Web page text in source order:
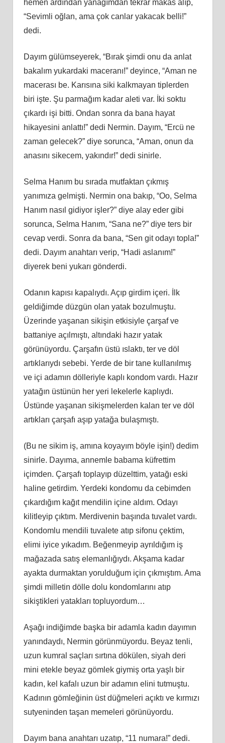
hemen ardından yanağımdan tekrar makas alıp,
“Sevimli oğlan, ama çok canlar yakacak belli!”
dedi.
Dayım gülümseyerek, “Bırak şimdi onu da anlat
bakalım yukardaki maceranı!” deyince, “Aman ne
macerası be. Karısına siki kalkmayan tiplerden
biri işte. Şu parmağım kadar aleti var. İki soktu
çıkardı işi bitti. Ondan sonra da bana hayat
hikayesini anlattı!” dedi Nermin. Dayım, “Ercü ne
zaman gelecek?” diye sorunca, “Aman, onun da
anasını sikecem, yakındır!” dedi sinirle.
Selma Hanım bu sırada mutfaktan çıkmış
yanımıza gelmişti. Nermin ona bakıp, “Oo, Selma
Hanım nasıl gidiyor işler?” diye alay eder gibi
sorunca, Selma Hanım, “Sana ne?” diye ters bir
cevap verdi. Sonra da bana, “Sen git odayı topla!”
dedi. Dayım anahtarı verip, “Hadi aslanım!”
diyerek beni yukarı gönderdi.
Odanın kapısı kapalıydı. Açıp girdim içeri. İlk
geldiğimde düzgün olan yatak bozulmuştu.
Üzerinde yaşanan sikişin etkisiyle çarşaf ve
battaniye açılmıştı, altındaki hazır yatak
görünüyordu. Çarşafın üstü ıslaktı, ter ve döl
artıklarıydı sebebi. Yerde de bir tane kullanılmış
ve içi adamın dölleriyle kaplı kondom vardı. Hazır
yatağın üstünün her yeri lekelerle kaplıydı.
Üstünde yaşanan sikişmelerden kalan ter ve döl
artıkları çarşafı aşıp yatağa bulaşmıştı.
(Bu ne sikim iş, amına koyayım böyle işin!) dedim
sinirle. Dayıma, annemle babama küfrettim
içimden. Çarşafı toplayıp düzelttim, yatağı eski
haline getirdim. Yerdeki kondomu da cebimden
çıkardığım kağıt mendilin içine aldım. Odayı
kilitleyip çıktım. Merdivenin başında tuvalet vardı.
Kondomlu mendili tuvalete atıp sifonu çektim,
elimi iyice yıkadım. Beğenmeyip ayrıldığım iş
mağazada satış elemanlığıydı. Akşama kadar
ayakta durmaktan yorulduğum için çıkmıştım. Ama
şimdi milletin dölle dolu kondomlarını atıp
sikiştikleri yatakları topluyordum…
Aşağı indiğimde başka bir adamla kadın dayımın
yanındaydı, Nermin görünmüyordu. Beyaz tenli,
uzun kumral saçları sırtına dökülen, siyah deri
mini etekle beyaz gömlek giymiş orta yaşlı bir
kadın, kel kafalı uzun bir adamın elini tutmuştu.
Kadının gömleğinin üst düğmeleri açıktı ve kırmızı
sutyeninden taşan memeleri görünüyordu.
Dayım bana anahtarı uzatıp, “11 numara!” dedi.